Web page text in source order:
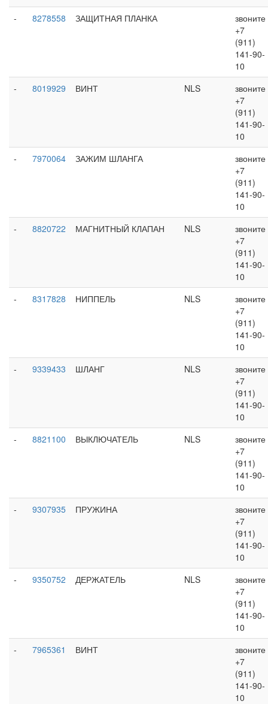
-
8278558 ЗАЩИТНАЯ ПЛАНКА
звоните
+7
(911)
141-90-
10
-
8019929 ВИНТ NLS
звоните
+7
(911)
141-90-
10
-
7970064 ЗАЖИМ ШЛАНГА
звоните
+7
(911)
141-90-
10
-
8820722 МАГНИТНЫЙ КЛАПАН NLS
звоните
+7
(911)
141-90-
10
-
8317828 НИППЕЛЬ NLS
звоните
+7
(911)
141-90-
10
-
9339433 ШЛАНГ NLS
звоните
+7
(911)
141-90-
10
-
8821100 ВЫКЛЮЧАТЕЛЬ NLS
звоните
+7
(911)
141-90-
10
-
9307935 ПРУЖИНА
звоните
+7
(911)
141-90-
10
-
9350752 ДЕРЖАТЕЛЬ NLS
звоните
+7
(911)
141-90-
10
-
7965361 ВИНТ
звоните
+7
(911)
141-90-
10